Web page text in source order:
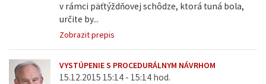
v rámci päťtýždňovej schôdze, ktorá tuná bola,
určite by...
Zobrazit prepis
VYSTÚPENIE S PROCEDURÁLNYM NÁVRHOM
15.12.2015 15:14 - 15:14 hod.